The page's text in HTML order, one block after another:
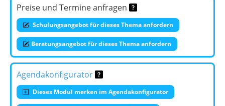
Preise und Termine anfragen
Schulungsangebot für dieses Thema anfordern
Beratungsangebot für dieses Thema anfordern
Agendakonfigurator
Dieses Modul merken im Agendakonfigurator